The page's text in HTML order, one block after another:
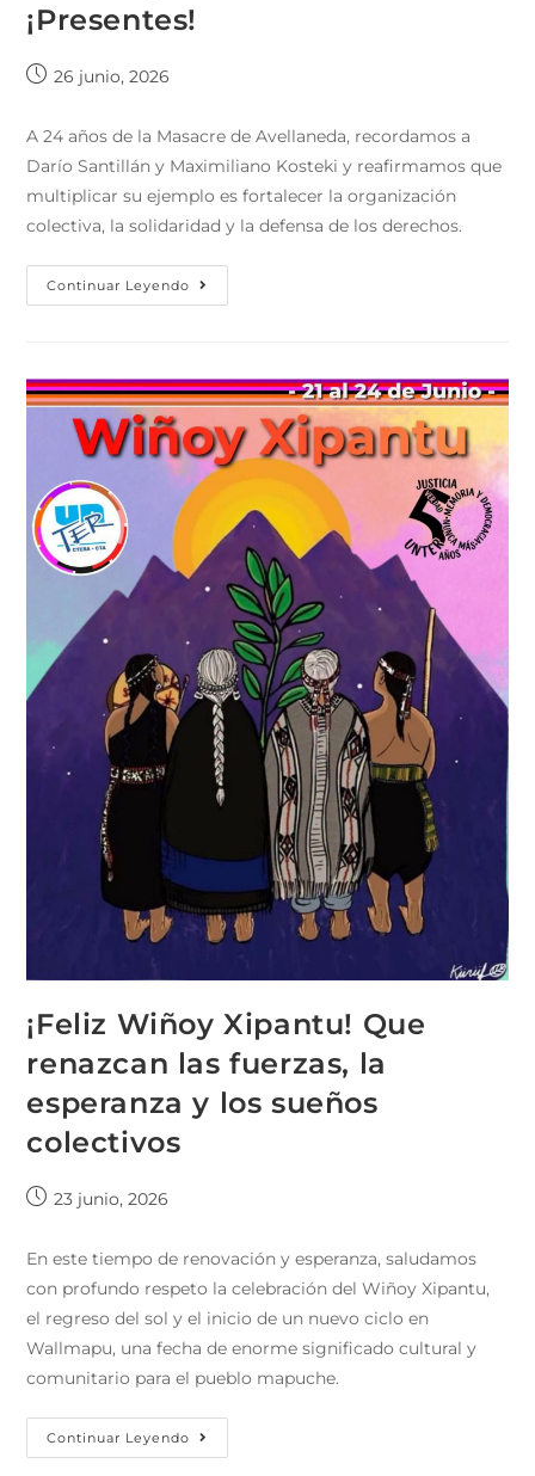
¡Presentes!
26 junio, 2026
A 24 años de la Masacre de Avellaneda, recordamos a
Darío Santillán y Maximiliano Kosteki y reafirmamos que
multiplicar su ejemplo es fortalecer la organización
colectiva, la solidaridad y la defensa de los derechos.
Continuar Leyendo
¡Feliz Wiñoy Xipantu! Que
renazcan las fuerzas, la
esperanza y los sueños
colectivos
23 junio, 2026
En este tiempo de renovación y esperanza, saludamos
con profundo respeto la celebración del Wiñoy Xipantu,
el regreso del sol y el inicio de un nuevo ciclo en
Wallmapu, una fecha de enorme significado cultural y
comunitario para el pueblo mapuche.
Continuar Leyendo